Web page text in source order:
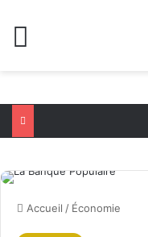
Accueil / Économie